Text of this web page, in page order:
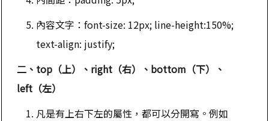
內容文字：font-size: 12px; line-height:150%;
text-align: justify;
二、top（上）、right（右）、bottom（下）、
left（左）
凡是有上右下左的屬性，都可以分開寫。例如